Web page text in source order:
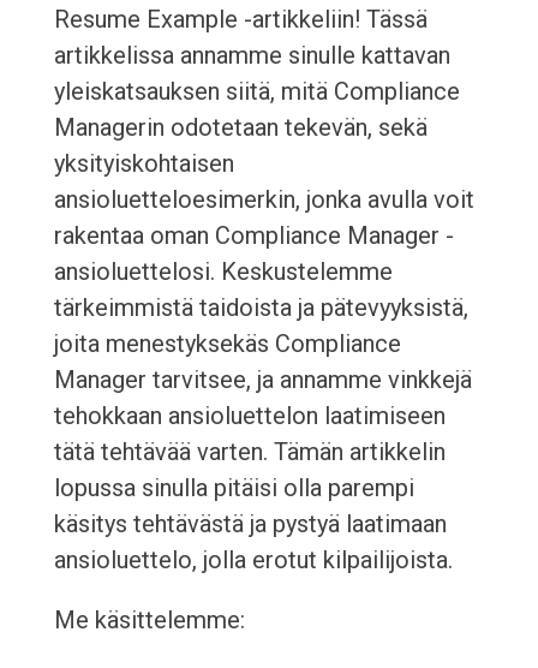
Resume Example -artikkeliin! Tässä
artikkelissa annamme sinulle kattavan
yleiskatsauksen siitä, mitä Compliance
Managerin odotetaan tekevän, sekä
yksityiskohtaisen
ansioluetteloesimerkin, jonka avulla voit
rakentaa oman Compliance Manager -
ansioluettelosi. Keskustelemme
tärkeimmistä taidoista ja pätevyyksistä,
joita menestyksekäs Compliance
Manager tarvitsee, ja annamme vinkkejä
tehokkaan ansioluettelon laatimiseen
tätä tehtävää varten. Tämän artikkelin
lopussa sinulla pitäisi olla parempi
käsitys tehtävästä ja pystyä laatimaan
ansioluettelo, jolla erotut kilpailijoista.
Me käsittelemme: